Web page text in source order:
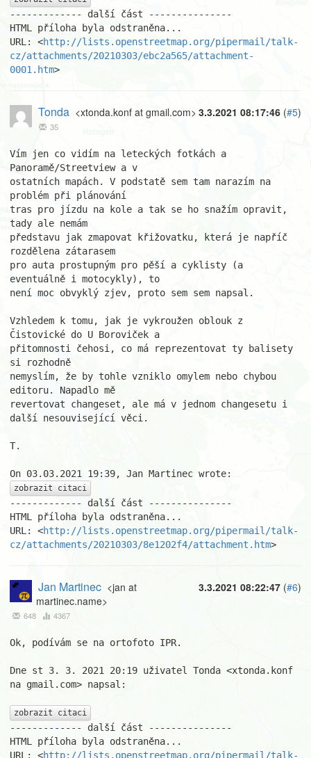
------------- další část ---------------
HTML příloha byla odstraněna...
URL: <http://lists.openstreetmap.org/pipermail/talk-
cz/attachments/20210303/ebc2a565/attachment-
0001.htm>
3.3.2021 08:17:46 (#5)
Tonda <xtonda.konf at gmail.com>
35
Vím jen co vidím na leteckých fotkách a
Panoramě/Streetview a v
ostatních mapách. V podstatě sem tam narazím na
problém při plánování
tras pro jízdu na kole a tak se ho snažím opravit,
tady ale nemám
představu jak zmapovat křižovatku, která je napříč
rozdělena zátarasem
pro auta prostupným pro pěší a cyklisty (a
eventuálně i motocykly), to
není moc obvyklý zjev, proto sem sem napsal.
Vzhledem k tomu, jak je vykroužen oblouk z
Čistovické do U Boroviček a
přitomnosti čehosi, co má reprezentovat ty balisety
si rozhodně
nemyslím, že by tohle vzniklo omylem nebo chybou
editoru. Napadlo mě
revertovat changeset, ale má v jednom changesetu i
další nesouvisející věci.
T.
zobrazit citaci
------------- další část ---------------
HTML příloha byla odstraněna...
URL: <http://lists.openstreetmap.org/pipermail/talk-
cz/attachments/20210303/8e1202f4/attachment.htm>
3.3.2021 08:22:47 (#6)
Jan Martinec <jan at
martinec.name>
648 4367
Ok, podívám se na ortofoto IPR.
Dne st 3. 3. 2021 20:19 uživatel Tonda <xtonda.konf
na gmail.com> napsal:
zobrazit citaci
------------- další část ---------------
HTML příloha byla odstraněna...
URL: <http://lists.openstreetmap.org/pipermail/talk-